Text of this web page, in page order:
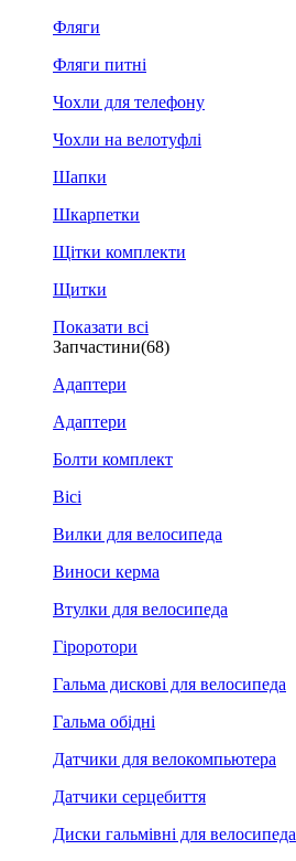
Фляги
Фляги питні
Чохли для телефону
Чохли на велотуфлі
Шапки
Шкарпетки
Щітки комплекти
Щитки
Показати всі
Запчастини(68)
Адаптери
Адаптери
Болти комплект
Вісі
Вилки для велосипеда
Виноси керма
Втулки для велосипеда
Гіроротори
Гальма дискові для велосипеда
Гальма обідні
Датчики для велокомпьютера
Датчики серцебиття
Диски гальмівні для велосипеда